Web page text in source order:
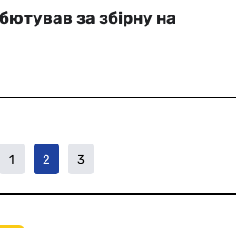
за збірну на
1 2 3